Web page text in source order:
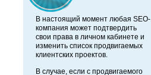
В настоящий момент любая SEO-
компания может подтвердить
свои права в личном кабинете и
изменить список продвигаемых
клиентских проектов.
В случае, если с продвигаемого